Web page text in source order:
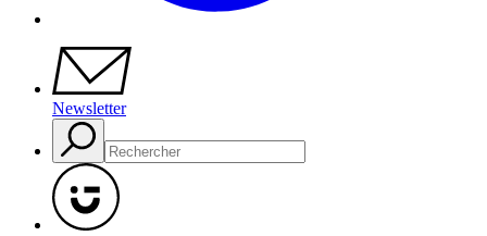
Newsletter